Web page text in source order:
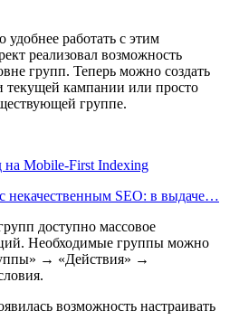
работать с этим
реализовал возможность
групп. Теперь можно создать
текущей кампании или просто
группе.
на Mobile-First Indexing
некачественным SEO: в выдаче…
доступно массовое
Необходимые группы можно
→ «Действия» →